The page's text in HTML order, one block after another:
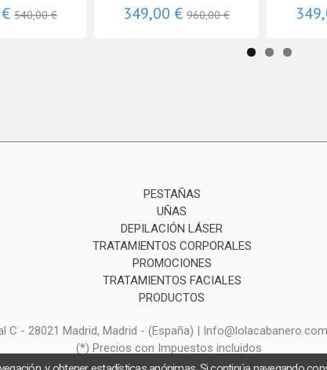
540,00 € 349,00 € 960,00 €
PESTAÑAS
UÑAS
DEPILACIÓN LÁSER
TRATAMIENTOS CORPORALES
PROMOCIONES
TRATAMIENTOS FACIALES
PRODUCTOS
C - 28021 Madrid, Madrid - (España) |
(*) Precios con Impuestos incluidos